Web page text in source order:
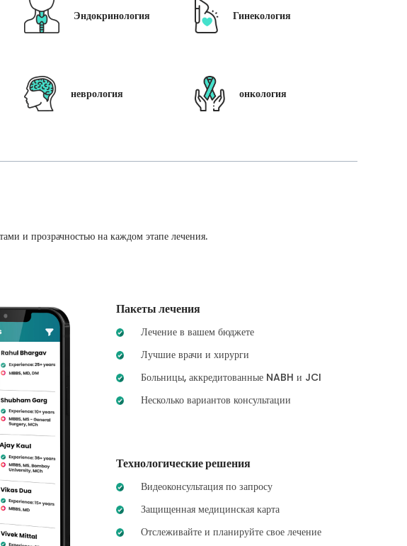
Эндокринология Гинекология
неврология онкология
и прозрачностью на каждом этапе лечения.
Пакеты лечения
Лечение в вашем бюджете
Лучшие врачи и хирурги
Больницы, аккредитованные NABH и JCI
Несколько вариантов консультации
Технологические решения
Видеоконсультация по запросу
Защищенная медицинская карта
Отслеживайте и планируйте свое лечение